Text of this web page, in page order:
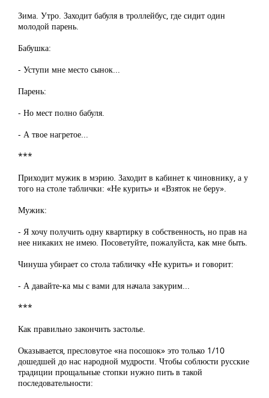
Зима. Утро. Заходит бабуля в троллейбус, где сидит один
молодой парень.
Бабушка:
- Уступи мне место сынок...
Парень:
- Но мест полно бабуля.
- А твое нагретое...
***
Приходит мужик в мэрию. Заходит в кабинет к чиновнику, а у
того на столе таблички: «Не курить» и «Взяток не беру».
Мужик:
- Я хочу получить одну квартирку в собственность, но прав на
нее никаких не имею. Посоветуйте, пожалуйста, как мне быть.
Чинуша убирает со стола табличку «Не курить» и говорит:
- А давайте-ка мы с вами для начала закурим...
***
Как правильно закончить застолье.
Оказывается, пресловутое «на посошок» это только 1/10
дошедшей до нас народной мудрости. Чтобы соблюсти русские
традиции прощальные стопки нужно пить в такой
последовательности: